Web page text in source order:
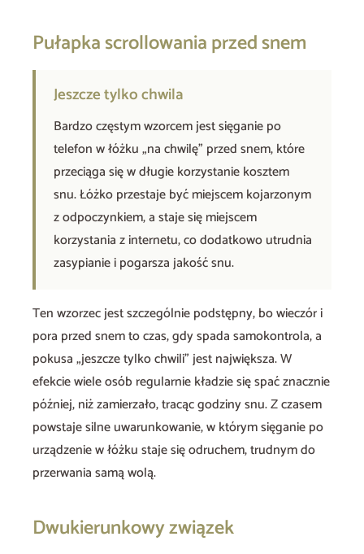
Pułapka scrollowania przed snem
Jeszcze tylko chwila
Bardzo częstym wzorcem jest sięganie po
telefon w łóżku „na chwilę” przed snem, które
przeciąga się w długie korzystanie kosztem
snu. Łóżko przestaje być miejscem kojarzonym
z odpoczynkiem, a staje się miejscem
korzystania z internetu, co dodatkowo utrudnia
zasypianie i pogarsza jakość snu.
Ten wzorzec jest szczególnie podstępny, bo wieczór i
pora przed snem to czas, gdy spada samokontrola, a
pokusa „jeszcze tylko chwili” jest największa. W
efekcie wiele osób regularnie kładzie się spać znacznie
później, niż zamierzało, tracąc godziny snu. Z czasem
powstaje silne uwarunkowanie, w którym sięganie po
urządzenie w łóżku staje się odruchem, trudnym do
przerwania samą wolą.
Dwukierunkowy związek